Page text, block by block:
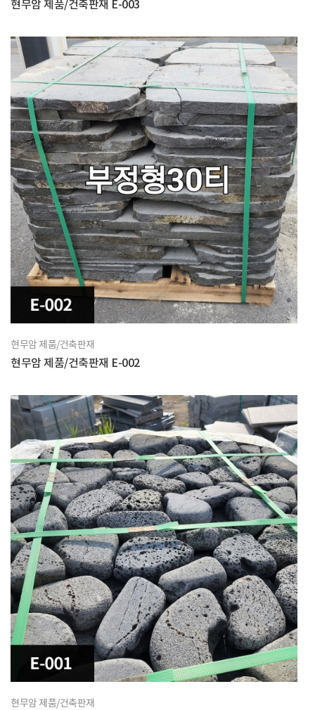
현무암 제품/건축판재 E-003
현무암 제품/건축판재
현무암 제품/건축판재 E-002
현무암 제품/건축판재